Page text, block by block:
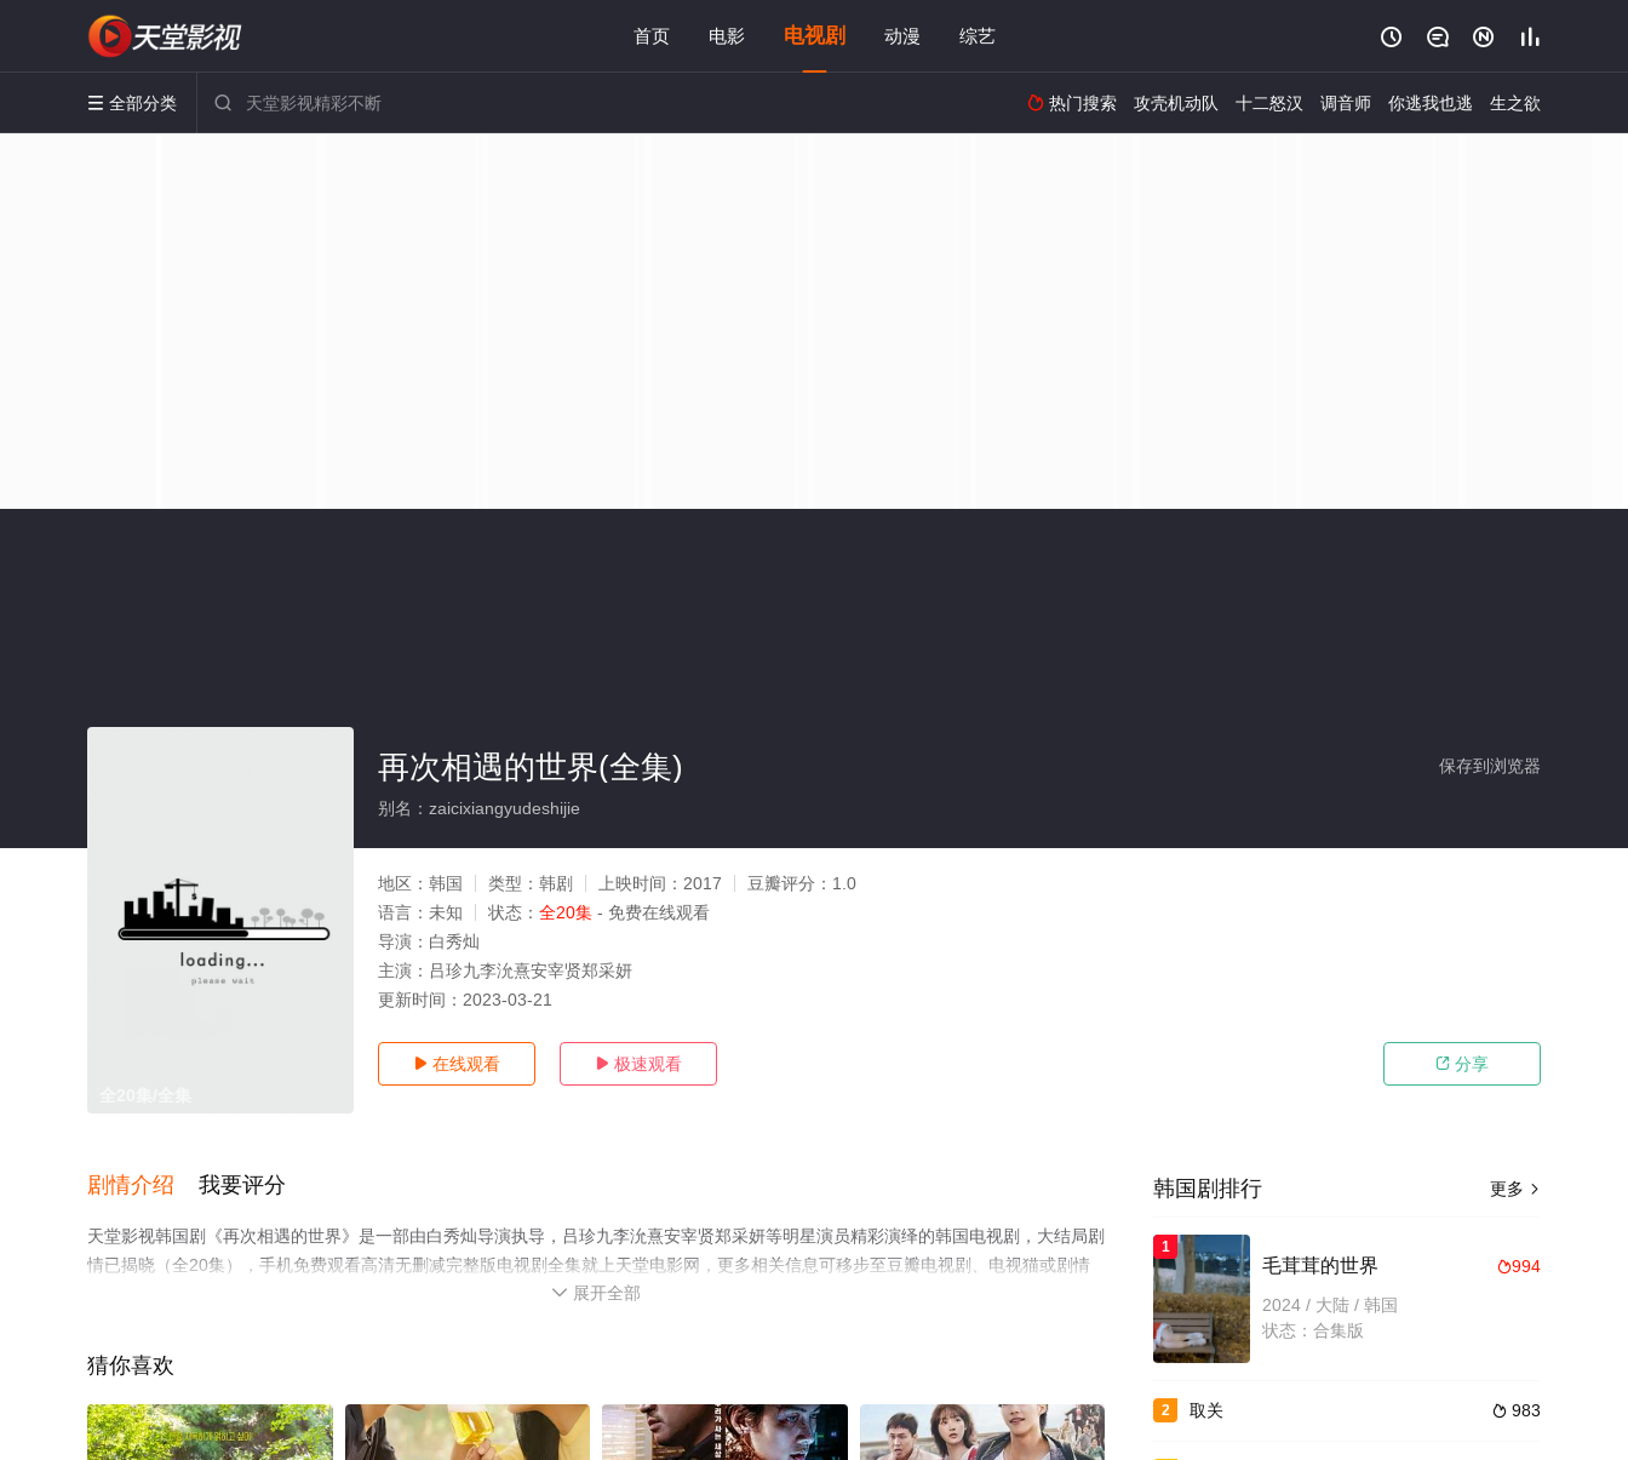
首页 电影 电视剧 动漫 综艺    
 全部分类   热门搜索 攻壳机动队 十二怒汉 调音师 你逃我也逃 生之欲
保存到浏览器
再次相遇的世界(全集)
别名：zaicixiangyudeshijie
地区： 韩国 类型： 韩剧 上映时间： 2017 豆瓣评分： 1.0
语言： 未知 状态： 全20集 - 免费在线观看
导演： 白秀灿
主演： 吕珍九李沇熹安宰贤郑采妍
更新时间： 2023-03-21
 在线观看  极速观看  分享
剧情介绍 我要评分
天堂影视韩国剧《再次相遇的世界》是一部由白秀灿导演执导，吕珍九李沇熹安宰贤郑采妍等明星演员精彩演绎的韩国电视剧，大结局剧
情已揭晓（全20集），手机免费观看高清无删减完整版电视剧全集就上天堂电影网，更多相关信息可移步至豆瓣电视剧、电视猫或剧情
 展开全部
猜你喜欢
更多 
韩国剧排行
1
994
毛茸茸的世界
2024 / 大陆 / 韩国
状态：合集版
2  983
取关